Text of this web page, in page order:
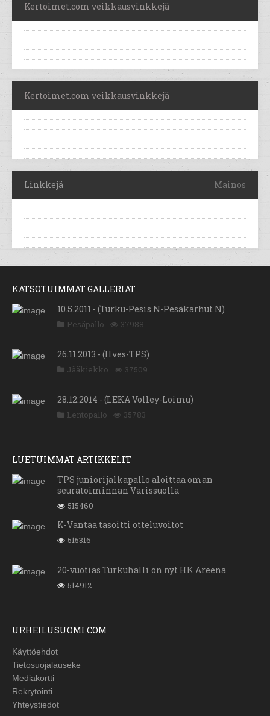
Kertoimet.com veikkausvinkkejä
Kertoimet.com veikkausvinkkejä
Linkkejä Mainos
KATSOTUIMMAT GALLERIAT
10.5.2011 - (Turku-Pesis N-Pesäkarhut N)
Pesäpallo 37988
26.11.2013 - (Ilves-TPS)
Jääkiekko 37509
28.12.2014 - (LEKA Volley-Loimu)
Lentopallo 35783
LUETUIMMAT ARTIKKELIT
TPS juniorijalkapallo aloittaa oman
seuratoiminnan Varissuolla
515460
K-Vantaa tasoitti otteluvoitot
515316
20-vuotias Turkuhalli on nyt HK Areena
514912
URHEILUSUOMI.COM
Käyttöehdot
Tietosuojalauseke
Mediakortti
Rekrytointi
Yhteystiedot